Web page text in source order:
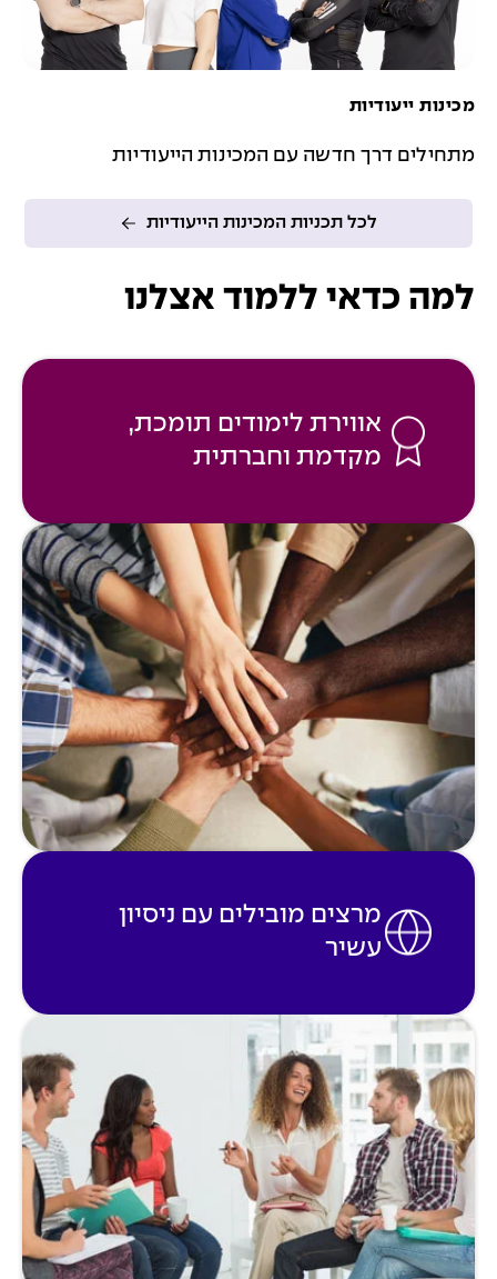
מכינות ייעודיות
מתחילים דרך חדשה עם המכינות הייעודיות
לכל תכניות המכינות הייעודיות
למה כדאי ללמוד אצלנו
אווירת לימודים תומכת,
מקדמת וחברתית
מרצים מובילים עם ניסיון
עשיר